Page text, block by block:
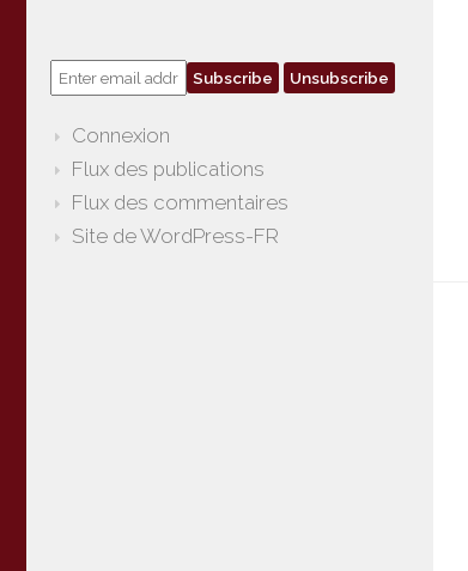
Connexion
Flux des publications
Flux des commentaires
Site de WordPress-FR